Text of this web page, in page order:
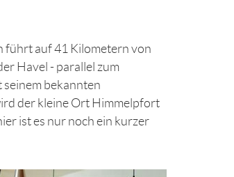
führt auf 41 Kilometern von
Havel - parallel zum
seinem bekannten
der kleine Ort Himmelpfort
ist es nur noch ein kurzer